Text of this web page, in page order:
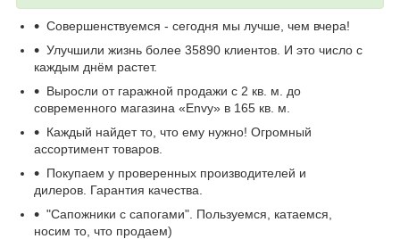
Совершенствуемся - сегодня мы лучше, чем вчера!
Улучшили жизнь более 35890 клиентов. И это число с
каждым днём растет.
Выросли от гаражной продажи с 2 кв. м. до
современного магазина «Envy» в 165 кв. м.
Каждый найдет то, что ему нужно! Огромный
ассортимент товаров.
Покупаем у проверенных производителей и
дилеров. Гарантия качества.
"Сапожники с сапогами". Пользуемся, катаемся,
носим то, что продаем)